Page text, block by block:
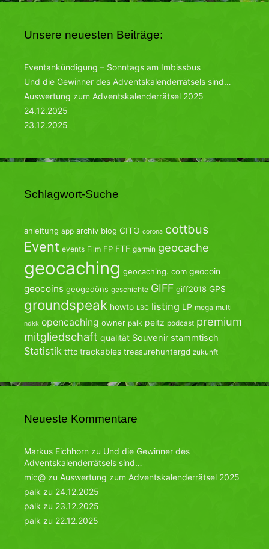
Unsere neuesten Beiträge:
Eventankündigung – Sonntags am Imbissbus
Und die Gewinner des Adventskalenderrätsels sind…
Auswertung zum Adventskalenderrätsel 2025
24.12.2025
23.12.2025
Schlagwort-Suche
anleitung app archiv blog CITO corona cottbus
Event events Film FP FTF garmin geocache
geocaching geocaching. com geocoin
geocoins geogedöns geschichte GIFF giff2018 GPS
groundspeak howto LBG listing LP mega multi
ndkk opencaching owner palk peitz podcast premium
mitgliedschaft qualität Souvenir stammtisch
Statistik tftc trackables treasurehuntergd zukunft
Neueste Kommentare
Markus Eichhorn zu Und die Gewinner des
Adventskalenderrätsels sind…
mic@ zu Auswertung zum Adventskalenderrätsel 2025
palk zu 24.12.2025
palk zu 23.12.2025
palk zu 22.12.2025